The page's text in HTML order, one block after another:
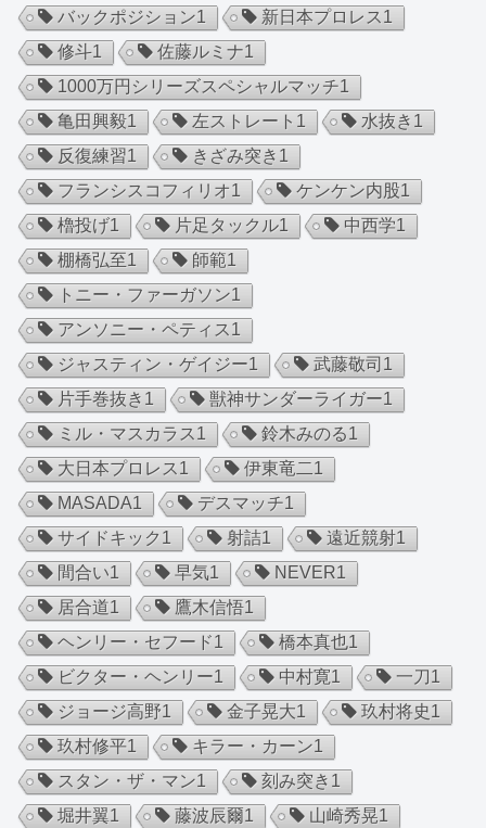
バックポジション1 新日本プロレス1
修斗1 佐藤ルミナ1
1000万円シリーズスペシャルマッチ1
亀田興毅1 左ストレート 1 水抜き 1
反復練習1 きざみ突き 1
フランシスコフィリオ1 ケンケン内股1
櫓投げ1 片足タックル1 中西学1
棚橋弘至1 師範1
トニー・ファーガソン1
アンソニー・ペティス1
ジャスティン・ゲイジー1 武藤敬司 1
片手巻抜き 1 獣神サンダーライガー1
ミル・マスカラス1 鈴木みのる1
大日本プロレス1 伊東竜二1
MASADA1 デスマッチ1
サイドキック1 射詰1 遠近競射1
間合い1 早気1 NEVER1
居合道1 鷹木信悟1
ヘンリー・セフード1 橋本真也1
ビクター・ヘンリー1 中村寛1 一刀1
ジョージ高野1 金子晃大1 玖村将史1
玖村修平1 キラー・カーン1
スタン・ザ・マン1 刻み突き 1
堀井翼1 藤波辰爾1 山崎秀晃1